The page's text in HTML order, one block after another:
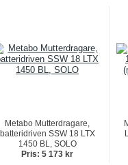
Metabo Mutterdragare,
batteridriven SSW 18 LTX
1450 BL, SOLO
Pris: 5 173 kr